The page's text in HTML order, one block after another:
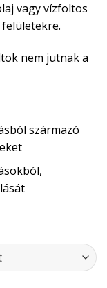
vagy vízfoltos
nem jutnak a
származó